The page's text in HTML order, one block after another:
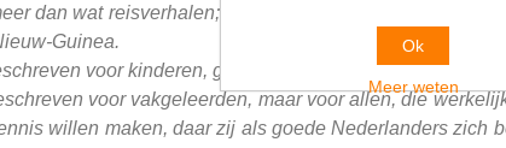
dan wat reisverhalen; het geeft een uitvoerige
Guinea.
voor kinderen, grote of kleine.
voor vakgeleerden, maar voor allen, die
willen maken, daar zij als goede Nederlanders zich
Ok
Meer weten